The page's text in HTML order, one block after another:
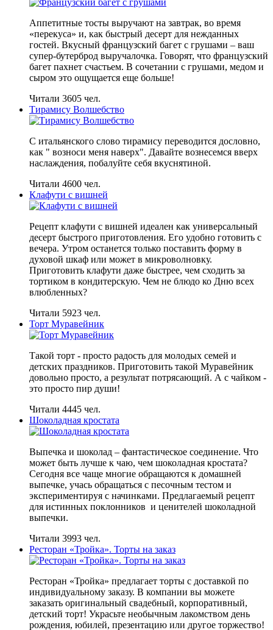
Аппетитные тосты выручают на завтрак, во время
«перекуса» и, как быстрый десерт для нежданных
гостей. Вкусный французский багет с грушами – ваш
супер-бутерброд выручалочка. Говорят, что французский
багет пахнет счастьем. В сочетании с грушами, медом и
сыром это ощущается еще больше!
Читали 3605 чел.
Тирамису Волшебство
С итальянского слово тирамису переводится дословно,
как " возноси меня наверх". Давайте вознесемся вверх
наслаждения, побалуйте себя вкуснятиной.
Читали 4600 чел.
Клафути с вишней
Рецепт клафути с вишней идеален как универсальный
десерт быстрого приготовления. Его удобно готовить с
вечера. Утром останется только поставить форму в
духовой шкаф или может в микроволновку.
Приготовить клафути даже быстрее, чем сходить за
тортиком в кондитерскую. Чем не блюдо ко Дню всех
влюбленных?
Читали 5923 чел.
Торт Муравейник
Такой торт - просто радость для молодых семей и
детских праздников. Приготовить такой Муравейник
довольно просто, а результат потрясающий. А с чайком -
это просто пир души!
Читали 4445 чел.
Шоколадная кростата
Выпечка и шоколад – фантастическое соединение. Что
может быть лучше к чаю, чем шоколадная кростата?
Сегодня все чаще многие обращаются к домашней
выпечке, учась обращаться с песочным тестом и
экспериментируя с начинками. Предлагаемый рецепт
для истинных поклонников и ценителей шоколадной
выпечки.
Читали 3993 чел.
Ресторан «Тройка». Торты на заказ
Ресторан «Тройка» предлагает торты с доставкой по
индивидуальному заказу. В компании вы можете
заказать оригинальный свадебный, корпоративный,
детский торт! Украсьте необычным лакомством день
рождения, юбилей, презентацию или другое торжество!